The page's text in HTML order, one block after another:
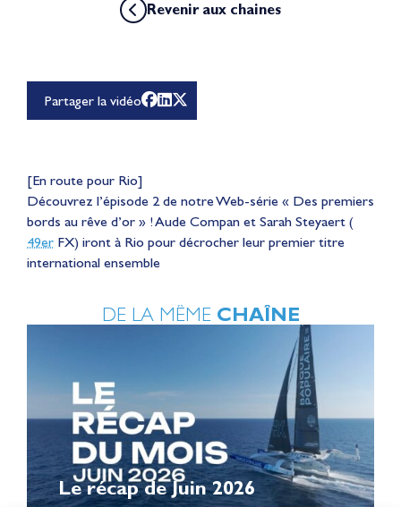
Revenir aux chaines
optimisation" dont YouTube fait partie en
Partager la vidéo
[En route pour Rio]
Découvrez l’épisode 2 de notre Web-série « Des premiers
bords au rêve d’or » ! Aude Compan et Sarah Steyaert (
49er FX) iront à Rio pour décrocher leur premier titre
international ensemble
DE LA MÊME CHAÎNE
Le récap de Juin 2026